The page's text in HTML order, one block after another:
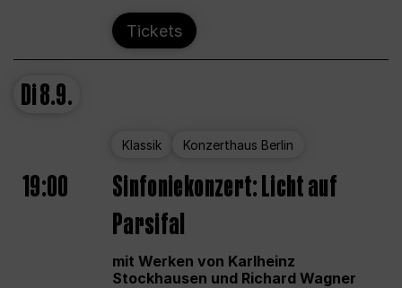
Tickets
Di8.9.
Klassik Konzerthaus Berlin
19:00
Sinfoniekonzert: Licht auf
Parsifal
mit Werken von Karlheinz
Stockhausen und Richard Wagner